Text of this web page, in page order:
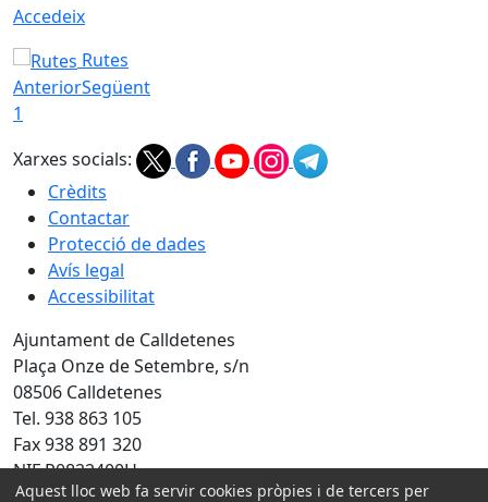
Accedeix
Rutes
AnteriorSegüent
1
Xarxes socials:
Crèdits
Contactar
Protecció de dades
Avís legal
Accessibilitat
Ajuntament de Calldetenes
Plaça Onze de Setembre, s/n
08506 Calldetenes
Tel. 938 863 105
Fax 938 891 320
NIF P0822400H
Aquest lloc web fa servir cookies pròpies i de tercers per